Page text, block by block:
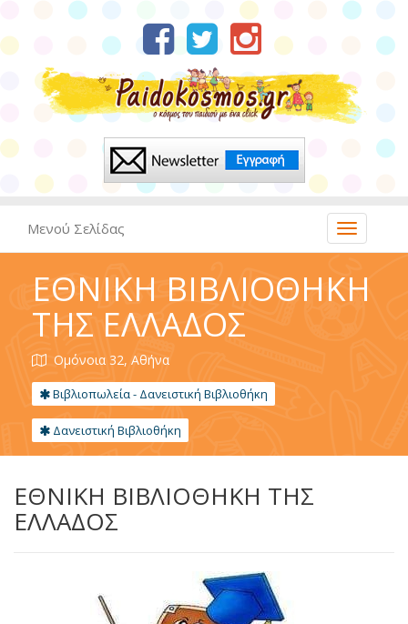
Μενού Σελίδας
ΕΘΝΙΚΗ ΒΙΒΛΙΟΘΗΚΗ
ΤΗΣ ΕΛΛΑΔΟΣ
Oμόνοια 32, Αθήνα
Βιβλιοπωλεία - Δανειστική Βιβλιοθήκη
Δανειστική Βιβλιοθήκη
ΕΘΝΙΚΗ ΒΙΒΛΙΟΘΗΚΗ ΤΗΣ
ΕΛΛΑΔΟΣ